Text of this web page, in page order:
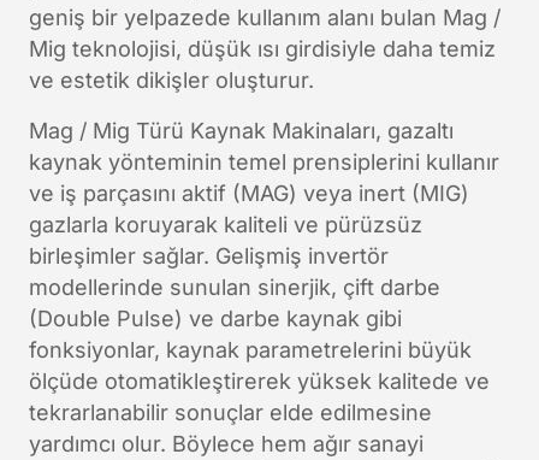
geniş bir yelpazede kullanım alanı bulan Mag /
Mig teknolojisi, düşük ısı girdisiyle daha temiz
ve estetik dikişler oluşturur.
Mag / Mig Türü Kaynak Makinaları, gazaltı
kaynak yönteminin temel prensiplerini kullanır
ve iş parçasını aktif (MAG) veya inert (MIG)
gazlarla koruyarak kaliteli ve pürüzsüz
birleşimler sağlar. Gelişmiş invertör
modellerinde sunulan sinerjik, çift darbe
(Double Pulse) ve darbe kaynak gibi
fonksiyonlar, kaynak parametrelerini büyük
ölçüde otomatikleştirerek yüksek kalitede ve
tekrarlanabilir sonuçlar elde edilmesine
yardımcı olur. Böylece hem ağır sanayi